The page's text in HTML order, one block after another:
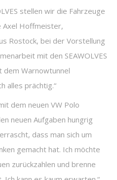
stellen wir die Fahrzeuge
Axel Hoffmeister,
Rostock, bei der Vorstellung
mit den SEAWOLVES
dem Warnowtunnel
alles prächtig.“
dem neuen VW Polo
neuen Aufgaben hungrig
dass man sich um
gemacht hat. Ich möchte
zurückzahlen und brenne